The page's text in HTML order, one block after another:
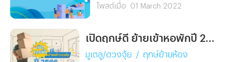
โพสต์เมื่อ 01 March 2022
มูเตลู/ฮวงจุ้ย / ฤกษ์ย้ายห้อง